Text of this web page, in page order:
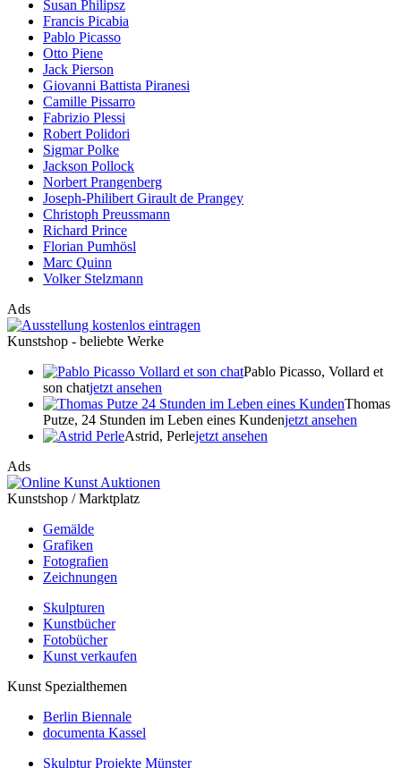
Susan Philipsz
Francis Picabia
Pablo Picasso
Otto Piene
Jack Pierson
Giovanni Battista Piranesi
Camille Pissarro
Fabrizio Plessi
Robert Polidori
Sigmar Polke
Jackson Pollock
Norbert Prangenberg
Joseph-Philibert Girault de Prangey
Christoph Preussmann
Richard Prince
Florian Pumhösl
Marc Quinn
Volker Stelzmann
Ads
Kunstshop - beliebte Werke
Pablo Picasso, Vollard et
son chatjetzt ansehen
Thomas
Putze, 24 Stunden im Leben eines Kundenjetzt ansehen
Astrid, Perlejetzt ansehen
Ads
Kunstshop / Marktplatz
Gemälde
Grafiken
Fotografien
Zeichnungen
Skulpturen
Kunstbücher
Fotobücher
Kunst verkaufen
Kunst Spezialthemen
Berlin Biennale
documenta Kassel
Skulptur Projekte Münster